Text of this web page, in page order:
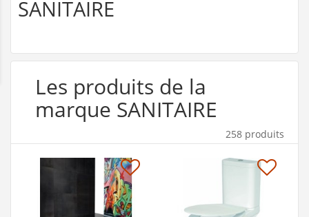
SANITAIRE
Les produits de la
marque SANITAIRE
258 produits